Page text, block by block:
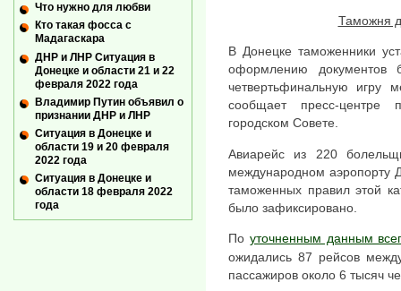
Таможня
В Донецке таможенники
оформлению документов
четвертьфинальную
сообщает пресс-центре
городском Совете.
Авиарейс из 220
международном аэропорту
таможенных правил этой
было зафиксировано.
По уточненным данным
ожидались 87 рейсов
пассажиров около 6 тысяч
Что нужно для любви
Кто такая фосса с
Мадагаскара
ДНР и ЛНР Ситуация в
Донецке и области 21 и 22
февраля 2022 года
Владимир Путин объявил о
признании ДНР и ЛНР
Ситуация в Донецке и
области 19 и 20 февраля
2022 года
Ситуация в Донецке и
области 18 февраля 2022
года